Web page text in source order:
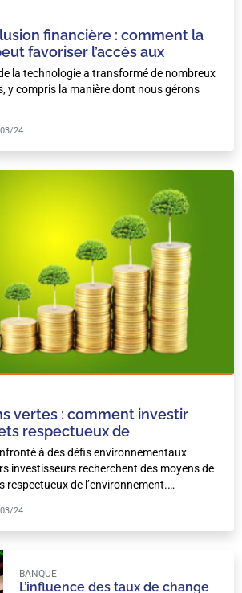
financière : comment la
favoriser l’accès aux
?
la technologie a transformé de nombreux
y compris la manière dont nous gérons
24
vertes : comment investir
respectueux de
?
à des défis environnementaux
investisseurs recherchent des moyens de
respectueux de l’environnement.…
24
L’influence des taux de change
BANQUE